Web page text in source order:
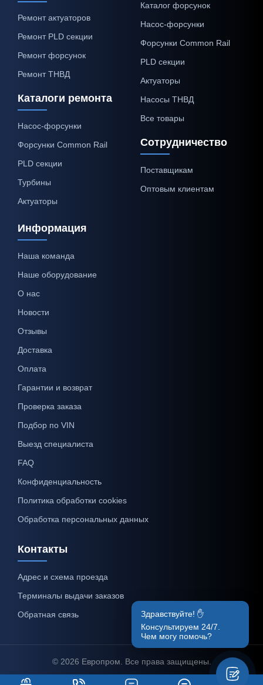
Ремонт актуаторов
Ремонт PLD секции
Ремонт форсунок
Ремонт ТНВД
Каталоги ремонта
Насос-форсунки
Форсунки Common Rail
PLD секции
Турбины
Актуаторы
Каталог форсунок
Насос-форсунки
Форсунки Common Rail
PLD секции
Актуаторы
Насосы ТНВД
Все товары
Сотрудничество
Поставщикам
Оптовым клиентам
Информация
Наша команда
Наше оборудование
О нас
Новости
Отзывы
Доставка
Оплата
Гарантии и возврат
Проверка заказа
Подбор по VIN
Выезд специалиста
FAQ
Конфиденциальность
Политика обработки cookies
Обработка персональных данных
Контакты
Адрес и схема проезда
Терминалы выдачи заказов
Обратная связь
© 2026 Европром. Все права защищены.
Здравствуйте! ✋
Консультируем 24/7.
Чем могу помочь?